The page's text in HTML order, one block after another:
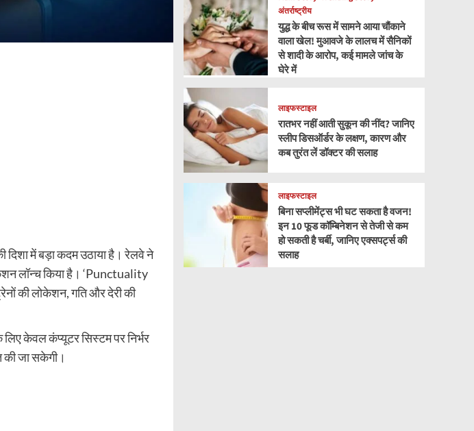
दिशा में बड़ा कदम उठाया है। रेलवे ने
लॉन्च किया है। ‘Punctuality
की लोकेशन, गति और देरी की
केवल कंप्यूटर सिस्टम पर निर्भर
की जा सकेगी।
अंतर्राष्ट्रीय
युद्ध के बीच रूस में सामने आया चौंकाने
वाला खेल! मुआवजे के लालच में सैनिकों
से शादी के आरोप, कई मामले जांच के
घेरे में
लाइफस्टाइल
रातभर नहीं आती सुकून की नींद? जानिए
स्लीप डिसऑर्डर के लक्षण, कारण और
कब तुरंत लें डॉक्टर की सलाह
लाइफस्टाइल
बिना सप्लीमेंट्स भी घट सकता है वजन!
इन 10 फूड कॉम्बिनेशन से तेजी से कम
हो सकती है चर्बी, जानिए एक्सपर्ट्स की
सलाह